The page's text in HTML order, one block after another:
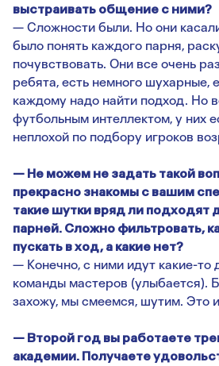
выстраивать общение с ними?
— Сложности были. Но они
было понять каждого парня,
почувствовать. Они все очень
ребята, есть немного шухарные,
каждому надо найти подход. Но
футбольным интеллектом, у них
неплохой по подбору игроков
— Не можем не задать такой
прекрасно знакомы с вашим
такие шутки вряд ли подходят
парней. Сложно фильтровать,
пускать в ход, а какие нет?
— Конечно, с ними идут какие-
команды мастеров (улыбается).
захожу, мы смеемся, шутим. Это
— Второй год вы работаете
академии. Получаете